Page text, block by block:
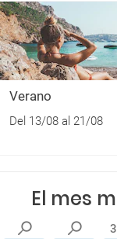
Verano
Del 13/08 al 21/08
El mes